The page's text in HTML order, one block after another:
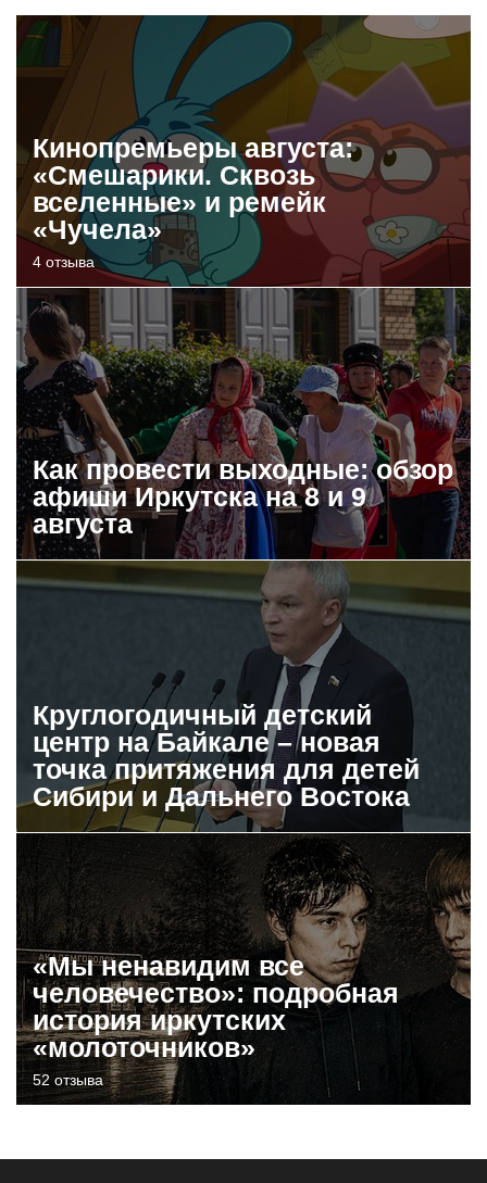
Кинопремьеры августа:
«Смешарики. Сквозь
вселенные» и ремейк
«Чучела»
4 отзыва
Как провести выходные: обзор
афиши Иркутска на 8 и 9
августа
Круглогодичный детский
центр на Байкале – новая
точка притяжения для детей
Сибири и Дальнего Востока
«Мы ненавидим все
человечество»: подробная
история иркутских
«молоточников»
52 отзыва